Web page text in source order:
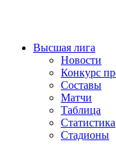
Высшая лига
Новости
Конкурс
Составы
Матчи
Таблица
Статистика
Стадионы